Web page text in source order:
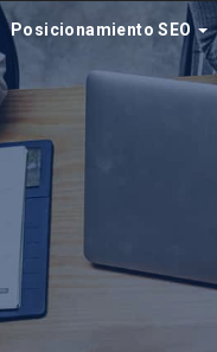
Posicionamiento SEO